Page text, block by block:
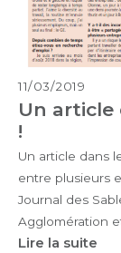
11/03/2019
Un article
!
Un article dans
entre plusieurs
Journal des
Agglomération
Lire la suite